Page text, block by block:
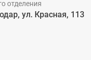
отделения
ул. Красная, 113